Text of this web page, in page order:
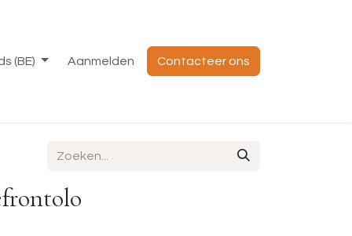
(BE) Aanmelden Contacteer ons